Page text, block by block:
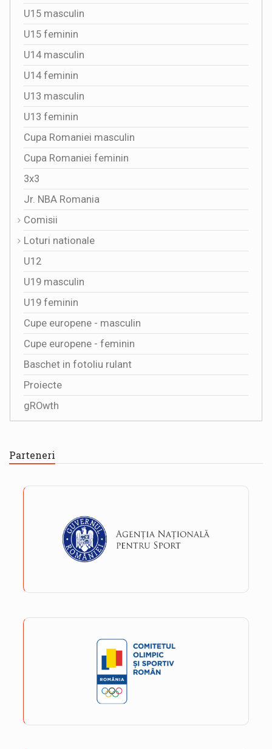
U15 masculin
U15 feminin
U14 masculin
U14 feminin
U13 masculin
U13 feminin
Cupa Romaniei masculin
Cupa Romaniei feminin
3x3
Jr. NBA Romania
Comisii
Loturi nationale
U12
U19 masculin
U19 feminin
Cupe europene - masculin
Cupe europene - feminin
Baschet in fotoliu rulant
Proiecte
gROwth
Parteneri